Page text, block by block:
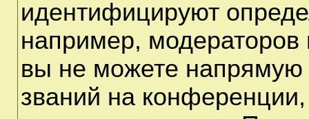
идентифицируют
например,
вы не можете напрямую
званий на